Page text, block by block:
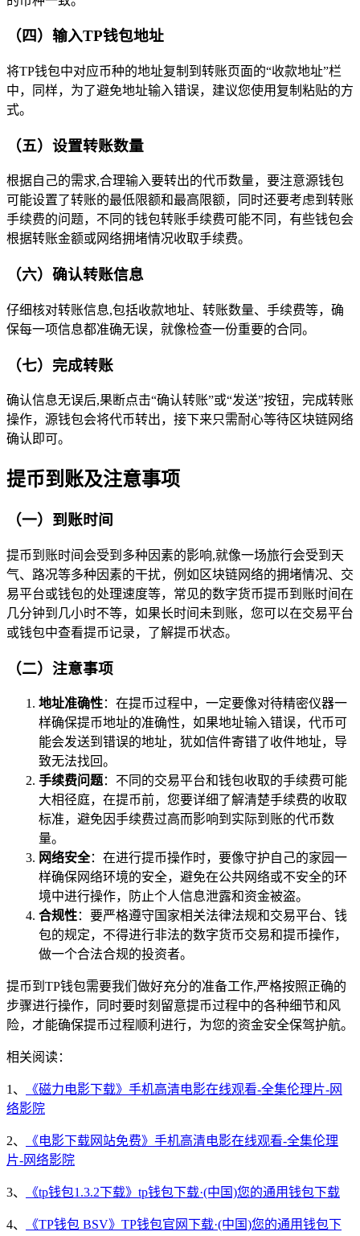
（四）输入TP钱包地址
将TP钱包中对应币种的地址复制到转账页面的“收款地址”栏
中，同样，为了避免地址输入错误，建议您使用复制粘贴的方
式。
（五）设置转账数量
根据自己的需求,合理输入要转出的代币数量，要注意源钱包
可能设置了转账的最低限额和最高限额，同时还要考虑到转账
手续费的问题，不同的钱包转账手续费可能不同，有些钱包会
根据转账金额或网络拥堵情况收取手续费。
（六）确认转账信息
仔细核对转账信息,包括收款地址、转账数量、手续费等，确
保每一项信息都准确无误，就像检查一份重要的合同。
（七）完成转账
确认信息无误后,果断点击“确认转账”或“发送”按钮，完成转账
操作，源钱包会将代币转出，接下来只需耐心等待区块链网络
确认即可。
提币到账及注意事项
（一）到账时间
提币到账时间会受到多种因素的影响,就像一场旅行会受到天
气、路况等多种因素的干扰，例如区块链网络的拥堵情况、交
易平台或钱包的处理速度等，常见的数字货币提币到账时间在
几分钟到几小时不等，如果长时间未到账，您可以在交易平台
或钱包中查看提币记录，了解提币状态。
（二）注意事项
地址准确性：在提币过程中，一定要像对待精密仪器一
样确保提币地址的准确性，如果地址输入错误，代币可
能会发送到错误的地址，犹如信件寄错了收件地址，导
致无法找回。
手续费问题：不同的交易平台和钱包收取的手续费可能
大相径庭，在提币前，您要详细了解清楚手续费的收取
标准，避免因手续费过高而影响到实际到账的代币数
量。
网络安全：在进行提币操作时，要像守护自己的家园一
样确保网络环境的安全，避免在公共网络或不安全的环
境中进行操作，防止个人信息泄露和资金被盗。
合规性：要严格遵守国家相关法律法规和交易平台、钱
包的规定，不得进行非法的数字货币交易和提币操作，
做一个合法合规的投资者。
提币到TP钱包需要我们做好充分的准备工作,严格按照正确的
步骤进行操作，同时要时刻留意提币过程中的各种细节和风
险，才能确保提币过程顺利进行，为您的资金安全保驾护航。
相关阅读：
1、
《磁力电影下载》手机高清电影在线观看-全集伦理片-网
络影院
2、
《电影下载网站免费》手机高清电影在线观看-全集伦理
片-网络影院
3、 《tp钱包1.3.2下载》tp钱包下载·(中国)您的通用钱包下载
4、
《TP钱包 BSV》TP钱包官网下载·(中国)您的通用钱包下